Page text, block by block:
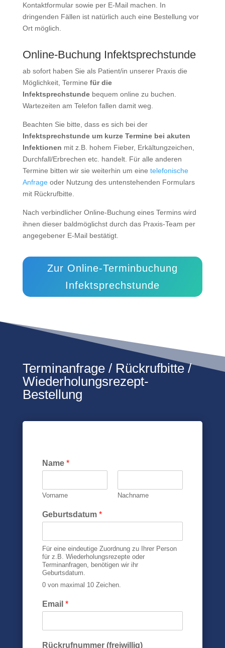
Kontaktformular sowie per E-Mail machen. In
dringenden Fällen ist natürlich auch eine Bestellung vor
Ort möglich.
Online-Buchung Infektsprechstunde
ab sofort haben Sie als Patient/in unserer Praxis die
Möglichkeit, Termine für die
Infektsprechstunde bequem online zu buchen.
Wartezeiten am Telefon fallen damit weg.
Beachten Sie bitte, dass es sich bei der
Infektsprechstunde um kurze Termine bei akuten
Infektionen mit z.B. hohem Fieber, Erkältungzeichen,
Durchfall/Erbrechen etc. handelt. Für alle anderen
Termine bitten wir sie weiterhin um eine telefonische
Anfrage oder Nutzung des untenstehenden Formulars
mit Rückrufbitte.
Nach verbindlicher Online-Buchung eines Termins wird
ihnen dieser baldmöglichst durch das Praxis-Team per
angegebener E-Mail bestätigt.
Zur Online-Terminbuchung
Infektsprechstunde
Terminanfrage / Rückrufbitte /
Wiederholungsrezept-
Bestellung
Name *
Vorname Nachname
Geburtsdatum *
Für eine eindeutige Zuordnung zu Ihrer Person
für z.B. Wiederholungsrezepte oder
Terminanfragen, benötigen wir ihr
Geburtsdatum.
0 von maximal 10 Zeichen.
Email *
Rückrufnummer (freiwillig)